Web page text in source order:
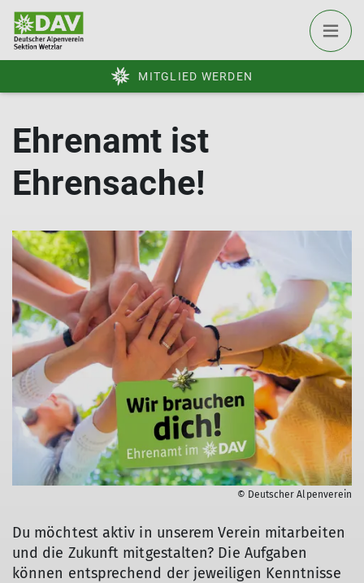
MITGLIED WERDEN
Ehrenamt ist
Ehrensache!
© Deutscher Alpenverein
Du möchtest aktiv in unserem Verein mitarbeiten
und die Zukunft mitgestalten? Die Aufgaben
können entsprechend der jeweiligen Kenntnisse